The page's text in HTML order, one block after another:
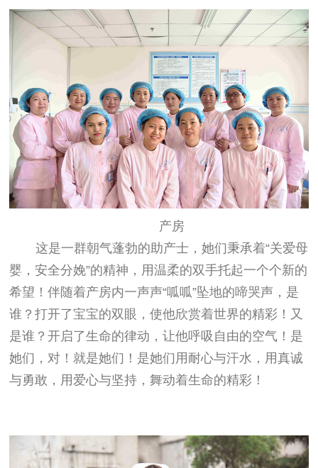
产房
这是一群朝气蓬勃的助产士，她们秉承着“关爱母
婴，安全分娩”的精神，用温柔的双手托起一个个新的
希望！伴随着产房内一声声“呱呱”坠地的啼哭声，是
谁？打开了宝宝的双眼，使他欣赏着世界的精彩！又
是谁？开启了生命的律动，让他呼吸自由的空气！是
她们，对！就是她们！是她们用耐心与汗水，用真诚
与勇敢，用爱心与坚持，舞动着生命的精彩！